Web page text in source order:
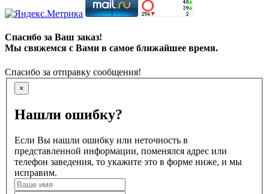
Спасибо за Ваш заказ!
Мы свяжемся с Вами в самое ближайшее время.
Спасибо за отправку сообщения!
×
Нашли ошибку?
Если Вы нашли ошибку или неточность в
представленной информации, поменялся адрес или
телефон заведения, то укажите это в форме ниже, и мы
исправим.